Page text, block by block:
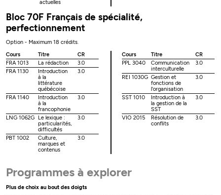
actuelles
Bloc 70F Français de spécialité,
perfectionnement
Option - Maximum 18 crédits.
Cours
Titre
CR
FRA 1013
La rédaction
3.0
FRA 1130
Introduction
à la
littérature
québécoise
3.0
FRA 1140
Introduction
à la
francophonie
3.0
LNG 1062G
Le lexique :
particularités,
difficultés
3.0
PBT 1002
Culture,
marques et
contenus
3.0
Cours Titre
CR
PPL 3040
Communication
interculturelle
3.0
REI 1030G Gestion et
fonctions de
l'organisation
3.0
SST 1010
Introduction à
la gestion de la
SST
3.0
VIO 2015
Résolution de
conflits
3.0
Programmes à explorer
Plus de choix au bout des doigts